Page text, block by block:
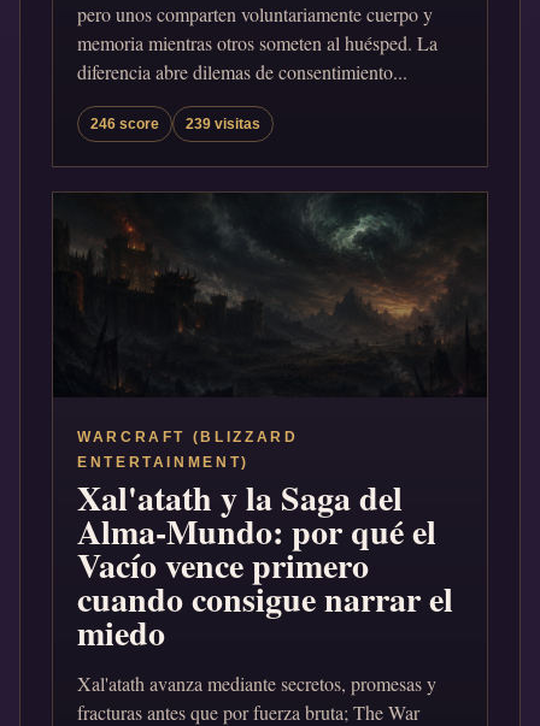
pero unos comparten voluntariamente cuerpo y
memoria mientras otros someten al huésped. La
diferencia abre dilemas de consentimiento...
246 score 239 visitas
WARCRAFT (BLIZZARD
ENTERTAINMENT)
Xal'atath y la Saga del
Alma-Mundo: por qué el
Vacío vence primero
cuando consigue narrar el
miedo
Xal'atath avanza mediante secretos, promesas y
fracturas antes que por fuerza bruta; The War